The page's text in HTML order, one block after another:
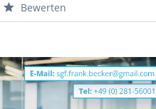
Bewerten